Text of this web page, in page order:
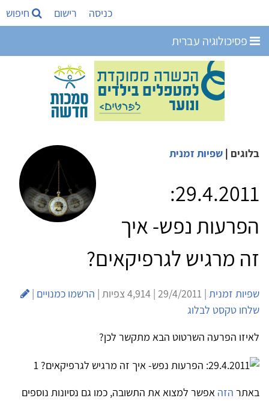
כניסה רישום חיפוש
פסיכולוגיה עברית
בלוגים | שפיות זמנית
29.4.2011:
הפרעות נפש- איך
זה מרגיש לגרפיקאים?
שפיות זמנית | 29/4/2011 | 4,914 צפיות | הרשמו כמנויים |
שלחו טקסט לבלוג
לאיזו הפרעה השרטוט הבא מתקשר לכן?
באתר הזה אפשר למצוא את התשובה, כמו גם נסיונות נוספים